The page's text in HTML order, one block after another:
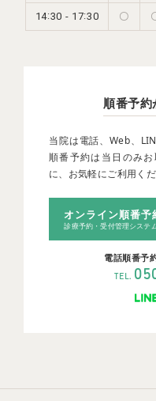
14:30 - 17:30 〇
順番予約
当院は電話、Web、
順番予約は当日のみ
に、お気軽にご利用くだ
オンライン順番予
診療予約・受付管理システ
電話順番予
TEL.